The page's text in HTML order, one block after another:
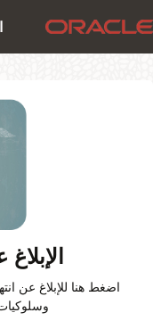
اضغط هنا للإبلاغ عن